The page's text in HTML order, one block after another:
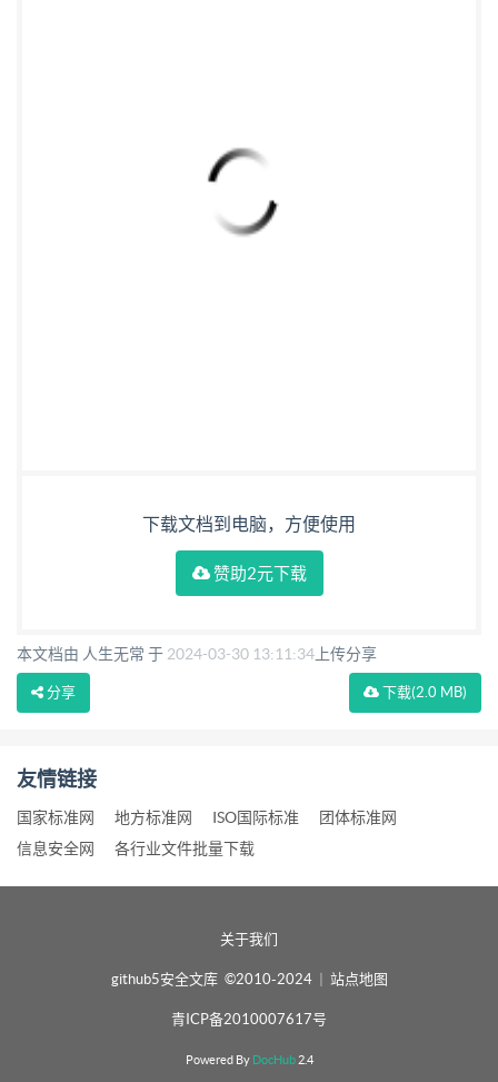
下载文档到电脑，方便使用
赞助2元下载
本文档由 人生无常 于 2024-03-30 13:11:34 上传分享
下载(2.0 MB)
分享
友情链接
国家标准网 地方标准网 ISO国际标准
团体标准网
信息安全网
各行业文件批量下载
关于我们
github5安全文库 ©2010-2024 站点地图
青ICP备2010007617号
Powered By DocHub2.4